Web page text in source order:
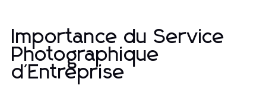
Importance du Service
Photographique
d'Entreprise